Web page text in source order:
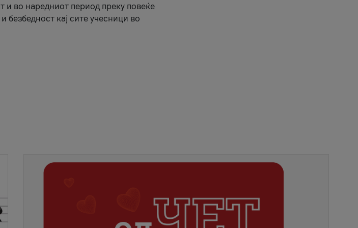
и во наредниот период преку повеќе
безбедност кај сите учесници во